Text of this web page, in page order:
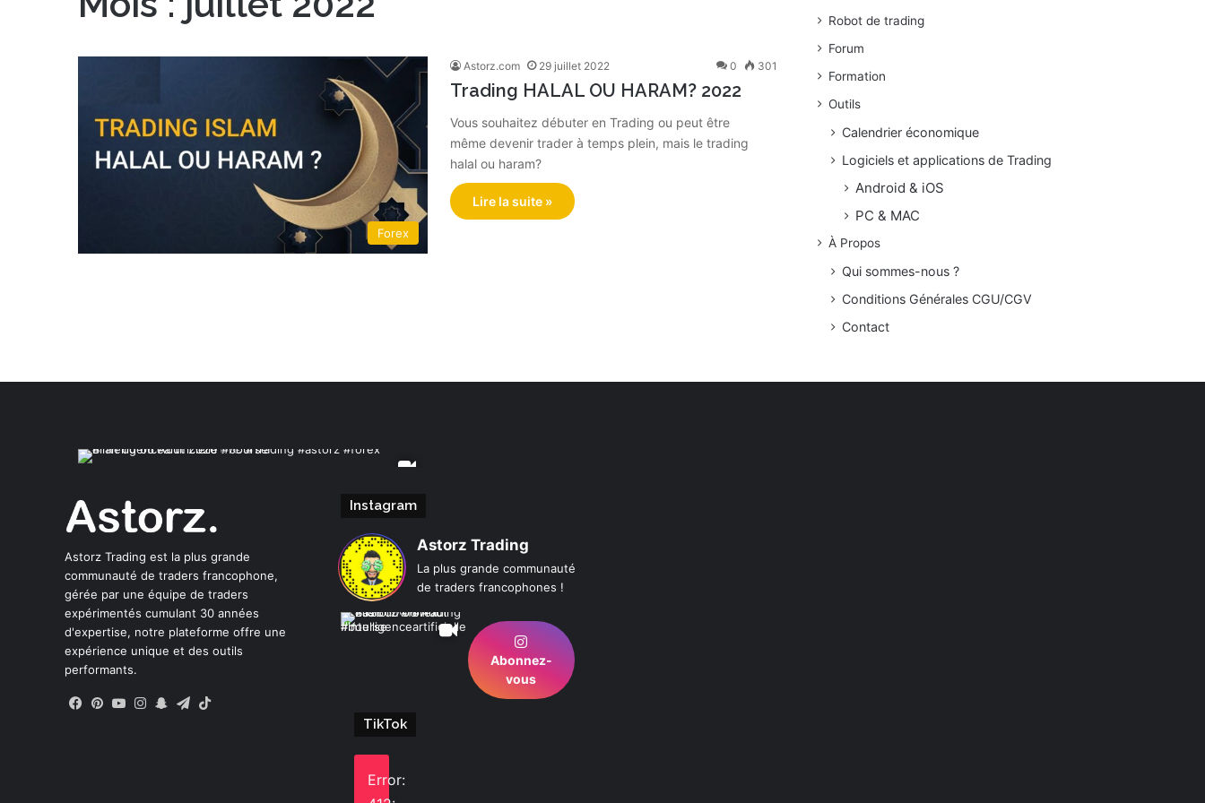
Forex
Astorz.com 29 juillet 2022 0 301
Trading HALAL OU HARAM? 2022
Vous souhaitez débuter en Trading ou peut être
même devenir trader à temps plein, mais le trading
halal ou haram?
Lire la suite »
Robot de trading
Forum
Formation
Outils
Calendrier économique
Logiciels et applications de Trading
Android & iOS
PC & MAC
À Propos
Qui sommes-nous ?
Conditions Générales CGU/CGV
Contact
Astorz Trading est la plus grande
communauté de traders francophone,
gérée par une équipe de traders
expérimentés cumulant 30 années
d'expertise, notre plateforme offre une
expérience unique et des outils
performants.
Facebook
Pinterest
YouTube
Instagram
SnapchatTelegram
Instagram
Astorz Trading
La plus grande communauté
de traders francophones !
Abonnez-
vous
TikTok
Error: